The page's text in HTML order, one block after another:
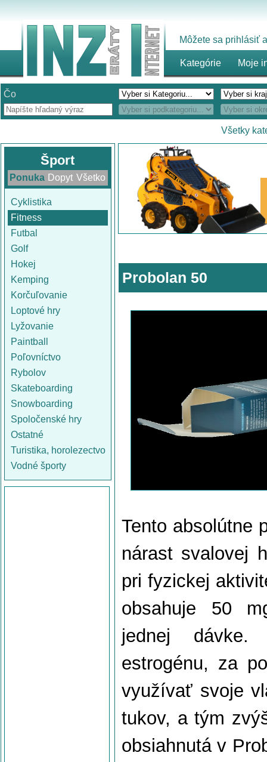
Môžete sa prihlásiť
Kategórie Moje
Čo
Všetky
Šport
Ponuka Dopyt Všetko
Cyklistika
Fitness
Futbal
Golf
Hokej
Kemping
Korčuľovanie
Loptové hry
Lyžovanie
Paintball
Poľovníctvo
Rybolov
Skateboarding
Snowboarding
Spoločenské hry
Ostatné
Turistika, horolezectvo
Vodné športy
Probolan 50
Tento absolútne
nárast svalovej
pri fyzickej
obsahuje 50
jednej dávke.
estrogénu, za
využívať svoje
tukov, a tým
obsiahnutá v